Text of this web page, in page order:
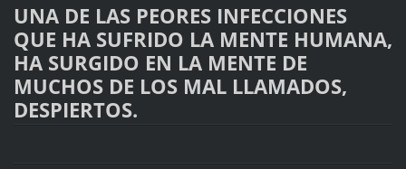
UNA DE LAS PEORES INFECCIONES
QUE HA SUFRIDO LA MENTE HUMANA,
HA SURGIDO EN LA MENTE DE
MUCHOS DE LOS MAL LLAMADOS,
DESPIERTOS.